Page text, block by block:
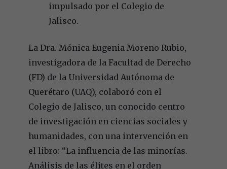
impulsado por el Colegio de
Jalisco.
La Dra. Mónica Eugenia Moreno Rubio,
investigadora de la Facultad de Derecho
(FD) de la Universidad Autónoma de
Querétaro (UAQ), colaboró con el
Colegio de Jalisco, un conocido centro
de investigación en ciencias sociales y
humanidades, con una intervención en
el libro: “La influencia de las minorías.
Análisis de las élites en el orden